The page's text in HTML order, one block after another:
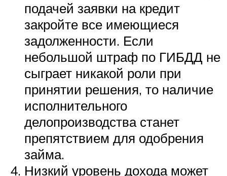
подачей заявки на кредит
закройте все имеющиеся
задолженности. Если
небольшой штраф по ГИБДД не
сыграет никакой роли при
принятии решения, то наличие
исполнительного
делопроизводства станет
препятствием для одобрения
займа.
Низкий уровень дохода может